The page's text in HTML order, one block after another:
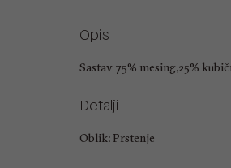
Opis
Sastav 75% mesing,25%
Detalji
Oblik: Prstenje